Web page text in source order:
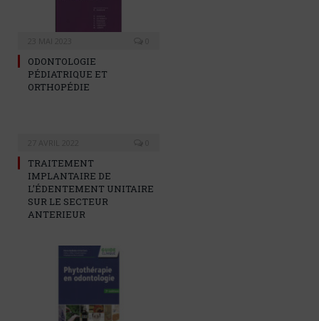
ODONTOLOGIE
PÉDIATRIQUE ET
ORTHOPÉDIE
TRAITEMENT
IMPLANTAIRE DE
L’ÉDENTEMENT UNITAIRE
SUR LE SECTEUR
ANTERIEUR